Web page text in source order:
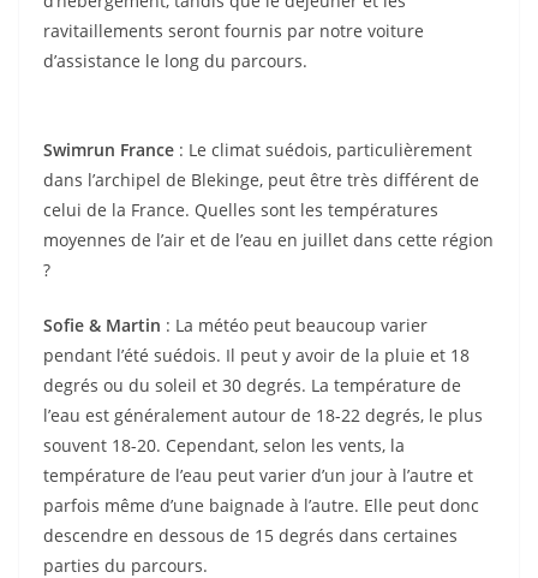
ravitaillements seront fournis par notre voiture
d’assistance le long du parcours.
Swimrun France : Le climat suédois, particulièrement
dans l’archipel de Blekinge, peut être très différent de
celui de la France. Quelles sont les températures
moyennes de l’air et de l’eau en juillet dans cette région
?
Sofie & Martin : La météo peut beaucoup varier
pendant l’été suédois. Il peut y avoir de la pluie et 18
degrés ou du soleil et 30 degrés. La température de
l’eau est généralement autour de 18-22 degrés, le plus
souvent 18-20. Cependant, selon les vents, la
température de l’eau peut varier d’un jour à l’autre et
parfois même d’une baignade à l’autre. Elle peut donc
descendre en dessous de 15 degrés dans certaines
parties du parcours.